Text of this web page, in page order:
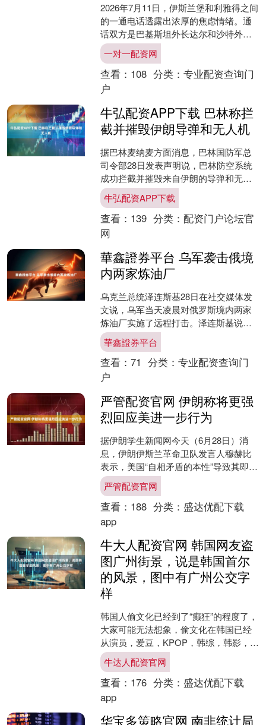
2026年7月11日，伊斯兰堡和利雅得之间
的一通电话透露出浓厚的焦虑情绪。通
话双方是巴基斯坦外长达尔和沙特外交
大臣费萨尔，他们讨论的是地区安全问
题。自从今年6月....
一对一配资网
查看： 108 分类： 专业配资查询门
户
牛弘配资APP下载 巴林称拦
截并摧毁伊朗导弹和无人机
据巴林麦纳麦方面消息，巴林国防军总
司令部28日发表声明说，巴林防空系统
成功拦截并摧毁来自伊朗的导弹和无人
机。声明说，伊朗继续采取敌对行动，
对巴林平民发动导弹和无....
牛弘配资APP下载
查看： 139 分类： 配资门户论坛官
网
華鑫證券平台 乌军袭击俄境
内两家炼油厂
乌克兰总统泽连斯基28日在社交媒体发
文说，乌军当天凌晨对俄罗斯境内两家
炼油厂实施了远程打击。泽连斯基说，
乌军袭击了克拉斯诺达尔边疆区的斯拉
维扬斯基炼油厂，该炼油....
華鑫證券平台
查看： 71 分类： 专业配资查询门
户
严管配资官网 伊朗称将更强
烈回应美进一步行为
据伊朗学生新闻网今天（6月28日）消
息，伊朗伊斯兰革命卫队发言人穆赫比
表示，美国“自相矛盾的本性”导致其即使
在最敏感的时刻，包括在美伊谈判期间
也会采取破坏稳定的....
严管配资官网
查看： 188 分类： 盛达优配下载
app
牛大人配资官网 韩国网友盗
图广州街景，说是韩国首尔
的风景，图中有广州公交字
样
韩国人偷文化已经到了“癫狂”的程度了，
大家可能无法想象，偷文化在韩国已经
从演员，爱豆，KPOP，韩综，韩影，韩
剧，网红，来到了如今的普通韩国人，
没错，韩国开启了....
牛达人配资官网
查看： 176 分类： 盛达优配下载
app
华宝多策略官网 南非统计局